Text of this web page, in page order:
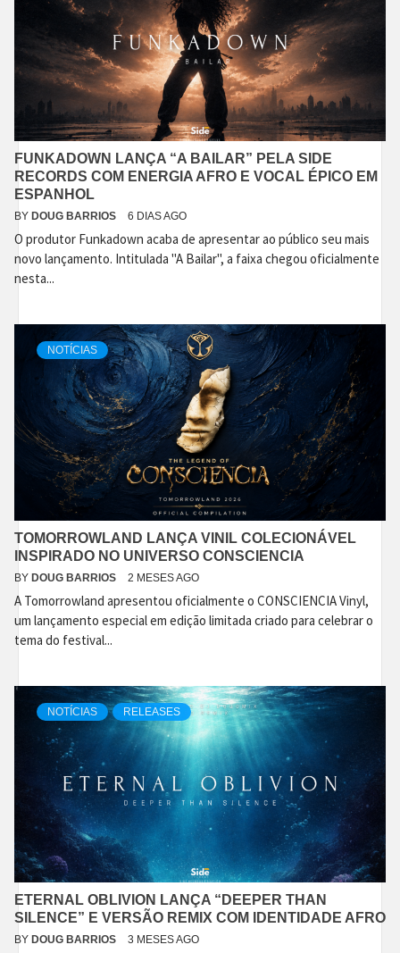
FUNKADOWN LANÇA “A BAILAR” PELA SIDE
RECORDS COM ENERGIA AFRO E VOCAL ÉPICO EM
ESPANHOL
BY DOUG BARRIOS 6 DIAS AGO
O produtor Funkadown acaba de apresentar ao público seu mais
novo lançamento. Intitulada "A Bailar", a faixa chegou oficialmente
nesta...
NOTÍCIAS
TOMORROWLAND LANÇA VINIL COLECIONÁVEL
INSPIRADO NO UNIVERSO CONSCIENCIA
BY DOUG BARRIOS 2 MESES AGO
A Tomorrowland apresentou oficialmente o CONSCIENCIA Vinyl,
um lançamento especial em edição limitada criado para celebrar o
tema do festival...
NOTÍCIAS RELEASES
ETERNAL OBLIVION LANÇA “DEEPER THAN
SILENCE” E VERSÃO REMIX COM IDENTIDADE AFRO
BY DOUG BARRIOS 3 MESES AGO